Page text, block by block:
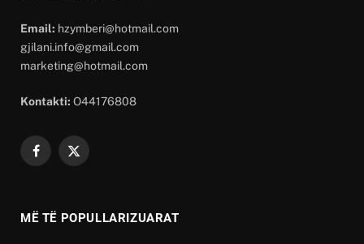
Email: hzymberi@hotmail.com
gjilani.info@gmail.com
marketing@hotmail.com
Kontakti: O44176808
Facebook
X
MË TË POPULLARIZUARAT